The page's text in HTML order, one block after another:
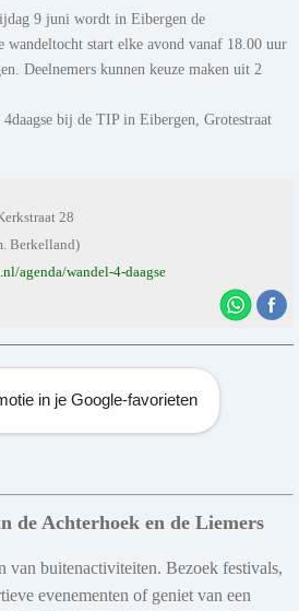
9 juni wordt in Eibergen de
wandeltocht start elke avond vanaf 18.00 uur
Deelnemers kunnen keuze maken uit 2
bij de TIP in Eibergen, Grotestraat
28
Berkelland)
agenda/wandel-4-daagse
in je Google-favorieten
de Achterhoek en de Liemers
van buitenactiviteiten. Bezoek festivals,
evenementen of geniet van een